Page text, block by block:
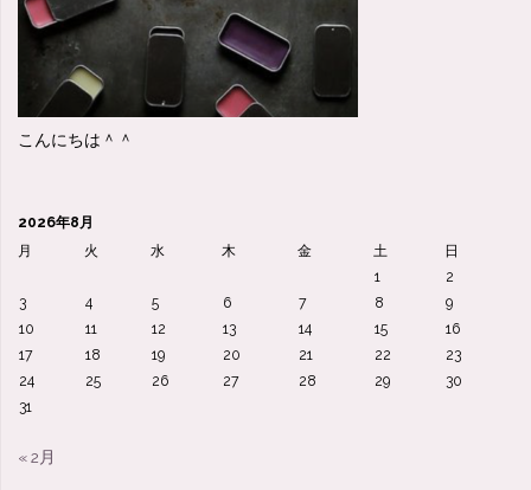
レ
こんにちは＾＾
2026年8月
月
火 水 木 金 土
日
1
2
3
4 5 6 7 8
9
10
11 12 13 14 15
16
17
18 19 20 21 22
23
24
25 26 27 28 29
30
31
« 2月